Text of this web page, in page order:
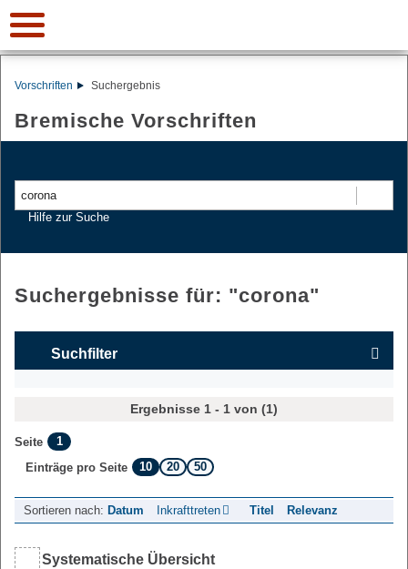
Vorschriften Suchergebnis
Bremische Vorschriften
Hilfe zur Suche
Suchergebnisse für: "corona"
Suchfilter
Ergebnisse 1 - 1 von (1)
Seite
1
Einträge pro Seite
10 20 50
Sortieren nach: Datum Inkrafttreten Titel Relevanz
Systematische Übersicht